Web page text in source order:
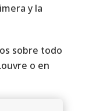
y la
sobre todo
o en